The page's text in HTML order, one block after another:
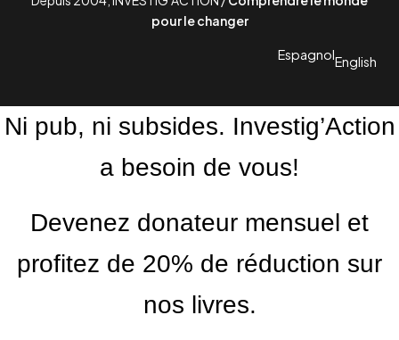
pour le changer
EspagnolEnglish
Ni pub, ni subsides. Investig’Action
a besoin de vous!
Devenez donateur mensuel et
profitez de 20% de réduction sur
nos livres.